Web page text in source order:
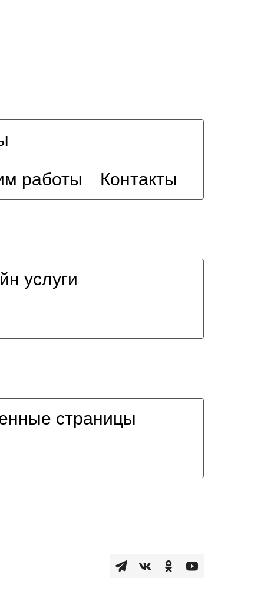
работы Контакты
услуги
страницы